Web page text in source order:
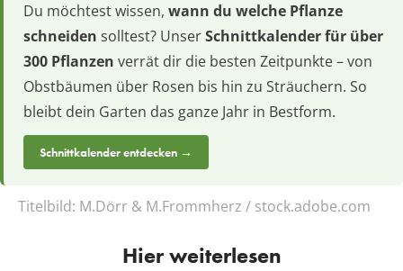
Du möchtest wissen, wann du welche Pflanze
schneiden solltest? UnserSchnittkalender für über
300 Pflanzen verrät dir die besten Zeitpunkte – von
Obstbäumen über Rosen bis hin zu Sträuchern. So
bleibt dein Garten das ganze Jahr in Bestform.
Schnittkalender entdecken →
Titelbild: M.Dörr & M.Frommherz / stock.adobe.com
Hier weiterlesen